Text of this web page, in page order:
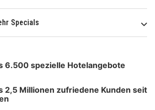
Specials
6.500 spezielle Hotelangebote
2,5 Millionen zufriedene Kunden seit